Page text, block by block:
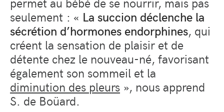
seulement : « La succion déclenche la
sécrétion d’hormones endorphines, qui
créent la sensation de plaisir et de
détente chez le nouveau-né, favorisant
également son sommeil et la
diminution des pleurs », nous apprend
S. de Boüard.